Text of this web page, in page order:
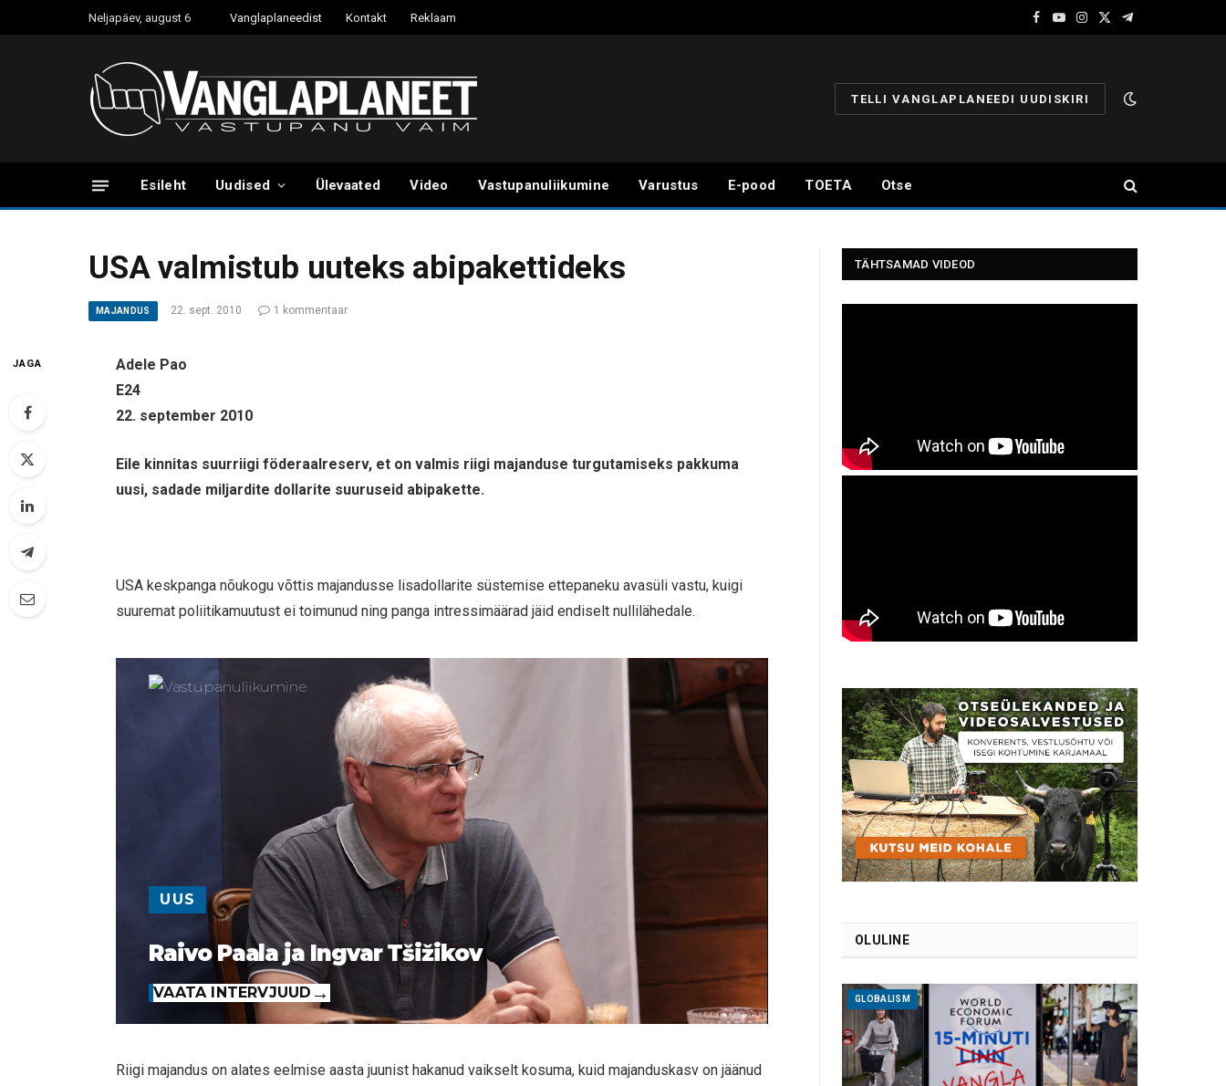
Neljapäev, august 6 Vanglaplaneedist Kontakt Reklaam
Facebook
YouTube
Instagram
X
Telegram
TELLI VANGLAPLANEEDI UUDISKIRI
Esileht Uudised Ülevaated Video Vastupanuliikumine Varustus E-pood TOETA Otse
USA valmistub uuteks abipakettideks
MAJANDUS 22. sept. 2010 1 kommentaar
JAGA
Adele Pao
E24
22. september 2010
Eile kinnitas suurriigi föderaalreserv, et on valmis riigi majanduse turgutamiseks pakkuma
uusi, sadade miljardite dollarite suuruseid abipakette.
USA keskpanga nõukogu võttis majandusse lisadollarite süstemise ettepaneku avasüli vastu, kuigi
suuremat poliitikamuutust ei toimunud ning panga intressimäärad jäid endiselt nullilähedale.
UUS
Raivo Paala ja Ingvar Tšižikov
VAATA INTERVJUUD
Riigi majandus on alates eelmise aasta juunist hakanud vaikselt kosuma, kuid majanduskasv on jäänud
TÄHTSAMAD VIDEOD
OLULINE
GLOBALISM